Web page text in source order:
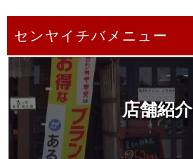
センヤイチバメニュー
店舗紹介